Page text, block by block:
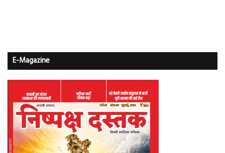
E-Magazine